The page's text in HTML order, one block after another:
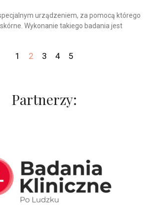
urządzeniem, za pomocą którego
Wykonanie takiego badania jest
1 2 3 4 5
Partnerzy: